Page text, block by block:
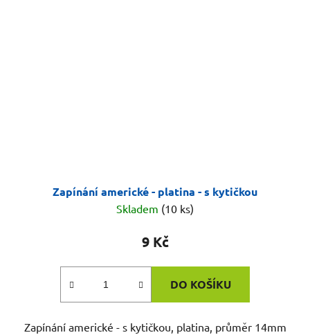
Zapínání americké - platina - s kytičkou
Skladem (10 ks)
9 Kč
DO KOŠÍKU
Zapínání americké - s kytičkou, platina, průměr 14mm